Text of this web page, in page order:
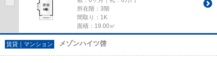
所在階：3階
間取り：1K
面積：19.00㎡
賃貸｜マンション メゾンハイツ啓